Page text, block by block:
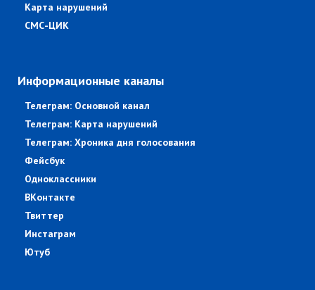
Карта нарушений
СМС-ЦИК
Информационные каналы
Телеграм: Основной канал
Телеграм: Карта нарушений
Телеграм: Хроника дня голосования
Фейсбук
Одноклассники
ВКонтакте
Твиттер
Инстаграм
Ютуб